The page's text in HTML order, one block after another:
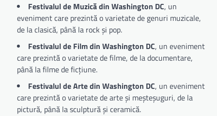
Festivalul de Muzică din Washington DC, un
eveniment care prezintă o varietate de genuri muzicale,
de la clasică, până la rock și pop.
Festivalul de Film din Washington DC, un eveniment
care prezintă o varietate de filme, de la documentare,
până la filme de ficțiune.
Festivalul de Arte din Washington DC, un eveniment
care prezintă o varietate de arte și meșteșuguri, de la
pictură, până la sculptură și ceramică.